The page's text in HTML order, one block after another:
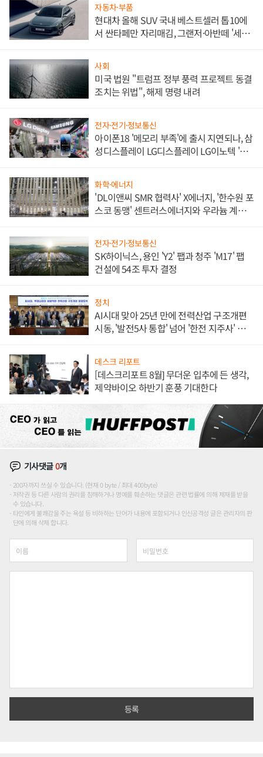
자동차·부품
현대차 올해 SUV 국내 베스트셀러 톱10에
서 싼타페만 자리매김, 그랜저·아반떼 '세단
사회
미국 법원 "트럼프 정부 풍력 프로젝트 동결
조치는 위법", 해제 명령 내려
전자·전기·정보통신
아이폰18 '메모리 부족'에 출시 지연되나, 삼
성디스플레이 LG디스플레이 LG이노텍 '탈
화학·에너지
'DL이앤씨 SMR 협력사' X에너지, '한수원 포
스코 동맹' 센트러스에너지와 우라늄 계약
전자·전기·정보통신
SK하이닉스, 용인 'Y2' 팹과 청주 'M17' 팹
건설에 54조 투자 결정
정치
AI시대 맞아 25년 만에 전력산업 구조개편
시동, '발전5사 통합' 넘어 '한전 지주사' 재편
데스크 리포트
[데스크리포트 8월] 무더운 입추에 든 생각,
제약바이오 하반기 훈풍 기대한다
기사댓글0개
200자까지 쓰실 수 있습니다. (현재 0 byte / 최대 400byte)
저작권 등 다른 사람의 권리를 침해하거나 명예를 훼손하는 댓글은 관련 법률에 의해 제재를 받을
수 있습니다.
타인에게 불쾌감을 주는 욕설 등 비하하는 단어가 내용에 포함되거나 인신공격성 글은 관리자의 판
단에 의해 삭제 합니다.